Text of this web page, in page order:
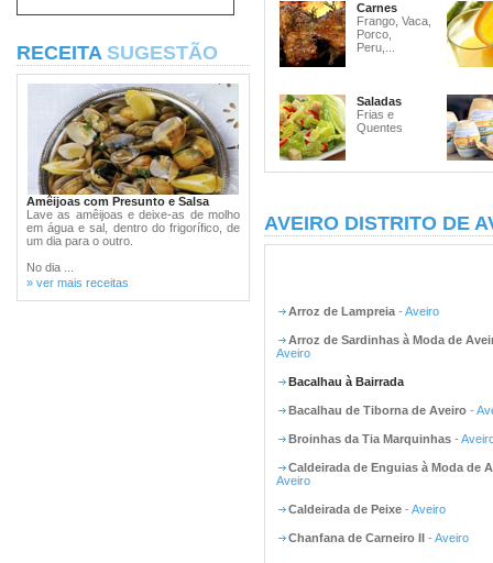
RECEITA SUGESTÃO
Amêijoas com Presunto e Salsa
Lave as amêijoas e deixe-as de molho
em água e sal, dentro do frigorífico, de
um dia para o outro.
No dia ...
» ver mais receitas
Carnes
Frango, Vaca,
Porco,
Peru,...
Saladas
Frias e
Quentes
AVEIRO DISTRITO DE
Arroz de Lampreia - Aveiro
Arroz de Sardinhas à Moda de
Aveiro
Bacalhau à Bairrada
Bacalhau de Tiborna de Aveiro -
Broinhas da Tia Marquinhas -
Caldeirada de Enguias à Moda de
Aveiro
Caldeirada de Peixe - Aveiro
Chanfana de Carneiro II - Aveiro